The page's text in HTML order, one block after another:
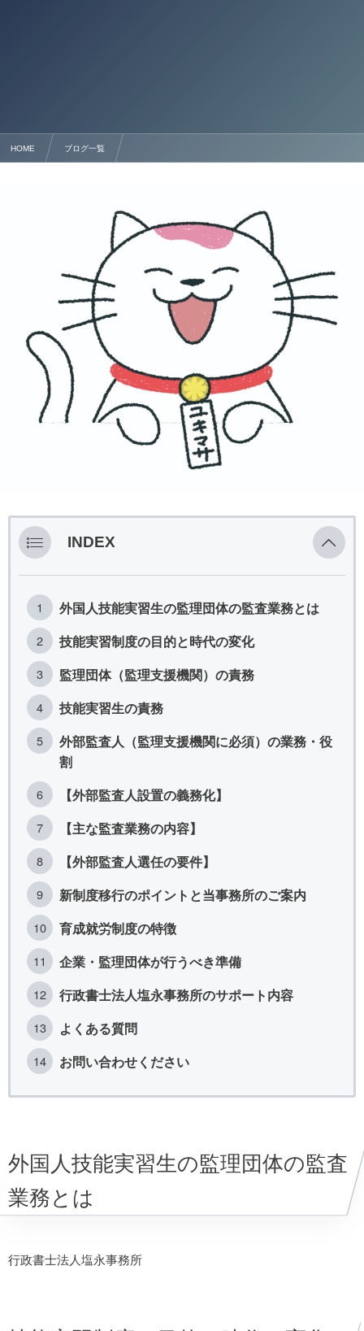
HOME ブログ一覧
INDEX
外国人技能実習生の監理団体の監査業務とは
技能実習制度の目的と時代の変化
監理団体（監理支援機関）の責務
技能実習生の責務
外部監査人（監理支援機関に必須）の業務・役
割
【外部監査人設置の義務化】
【主な監査業務の内容】
【外部監査人選任の要件】
新制度移行のポイントと当事務所のご案内
育成就労制度の特徴
企業・監理団体が行うべき準備
行政書士法人塩永事務所のサポート内容
よくある質問
お問い合わせください
外国人技能実習生の監理団体の監査
業務とは
行政書士法人塩永事務所